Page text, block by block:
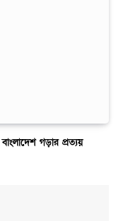
গড়ার প্রত্যয়